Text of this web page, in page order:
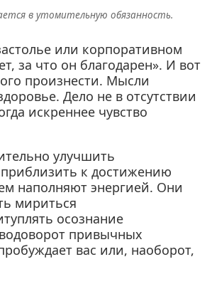
в утомительную обязанность.
или корпоративном
за что он благодарен». И вот
произнести. Мысли
Дело не в отсутствии
искреннее чувство
улучшить
к достижению
наполняют энергией. Они
мириться
осознание
привычных
вас или, наоборот,